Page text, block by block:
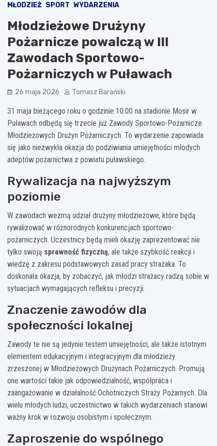
MŁODZIEŻ SPORT WYDARZENIA
Młodzieżowe Drużyny
Pożarnicze powalczą w III
Zawodach Sportowo-
Pożarniczych w Puławach
26 maja 2026 Tomasz Barański
31 maja bieżącego roku o godzinie 10:00 na stadionie Mosir w
Puławach odbędą się trzecie już Zawody Sportowo-Pożarnicze
Młodzieżowych Drużyn Pożarniczych. To wydarzenie zapowiada
się jako niezwykła okazja do podziwiania umiejętności młodych
adeptów pożarnictwa z powiatu puławskiego.
Rywalizacja na najwyższym
poziomie
W zawodach wezmą udział drużyny młodzieżowe, które będą
rywalizować w różnorodnych konkurencjach sportowo-
pożarniczych. Uczestnicy będą mieli okazję zaprezentować nie
tylko swoją sprawność fizyczną, ale także szybkość reakcji i
wiedzę z zakresu podstawowych zasad pracy strażaka. To
doskonała okazja, by zobaczyć, jak młodzi strażacy radzą sobie w
sytuacjach wymagających refleksu i precyzji.
Znaczenie zawodów dla
społeczności lokalnej
Zawody te nie są jedynie testem umiejętności, ale także istotnym
elementem edukacyjnym i integracyjnym dla młodzieży
zrzeszonej w Młodzieżowych Drużynach Pożarniczych. Promują
one wartości takie jak odpowiedzialność, współpraca i
zaangażowanie w działalność Ochotniczych Straży Pożarnych. Dla
wielu młodych ludzi, uczestnictwo w takich wydarzeniach stanowi
ważny krok w rozwoju osobistym i społecznym.
Zaproszenie do wspólnego